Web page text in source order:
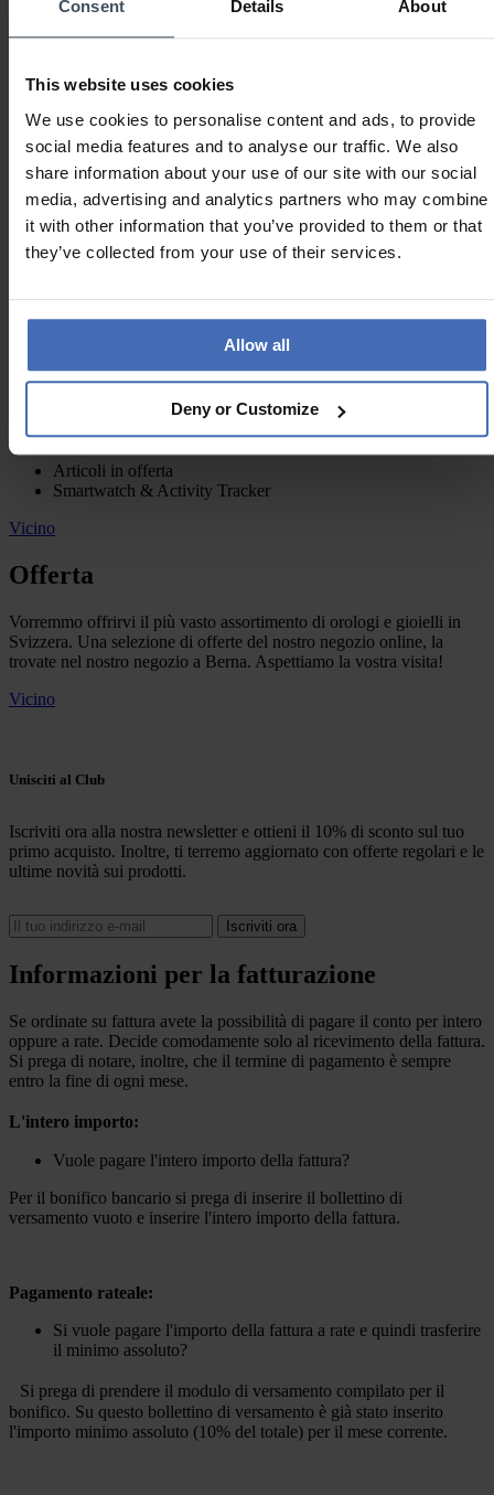
Consent Details About
This website uses cookies
We use cookies to personalise content and ads, to provide
social media features and to analyse our traffic. We also
share information about your use of our site with our social
media, advertising and analytics partners who may combine
it with other information that you’ve provided to them or that
they’ve collected from your use of their services.
Allow all
Deny or Customize
possibilità di rimandarli indietro. E' importante notare che il diritto di
reso si può esercitare entro 14 giorni di tempo. Il periodo utile per il
reso comincia dalla data di ricevimento del pacchetto o dal ritiro del
pacchetto.
Sui seguenti articoli non siamo purtroppo in grado di garantire alcun
diritto di reso, ma offriamo un diritto di conversione:
Articoli d'oro vero (tutte le leghe d'oro)
Prodotti con un prezzo superiore a CHF 1.500.-
Sui seguenti articoli non siamo purtroppo in grado di garantire alcun
diritto di reso, ma offriamo un diritto di conversione:
Articoli in offerta
Smartwatch & Activity Tracker
Vicino
Offerta
Vorremmo offrirvi il più vasto assortimento di orologi e gioielli in
Svizzera. Una selezione di offerte del nostro negozio online, la
trovate nel nostro negozio a Berna. Aspettiamo la vostra visita!
Vicino
Unisciti al Club
Iscriviti ora alla nostra newsletter e ottieni il 10% di sconto sul tuo
primo acquisto. Inoltre, ti terremo aggiornato con offerte regolari e le
ultime novità sui prodotti.
Informazioni per la fatturazione
Se ordinate su fattura avete la possibilità di pagare il conto per intero
oppure a rate. Decide comodamente solo al ricevimento della fattura.
Si prega di notare, inoltre, che il termine di pagamento è sempre
entro la fine di ogni mese.
L'intero importo:
Vuole pagare l'intero importo della fattura?
Per il bonifico bancario si prega di inserire il bollettino di
versamento vuoto e inserire l'intero importo della fattura.
Pagamento rateale:
Si vuole pagare l'importo della fattura a rate e quindi trasferire
il minimo assoluto?
Si prega di prendere il modulo di versamento compilato per il
bonifico. Su questo bollettino di versamento è già stato inserito
l'importo minimo assoluto (10% del totale) per il mese corrente.